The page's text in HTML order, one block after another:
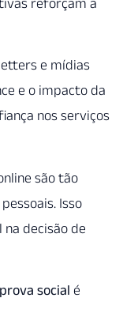
e mídias
e o impacto da
nos serviços
são tão
Isso
decisão de
social é